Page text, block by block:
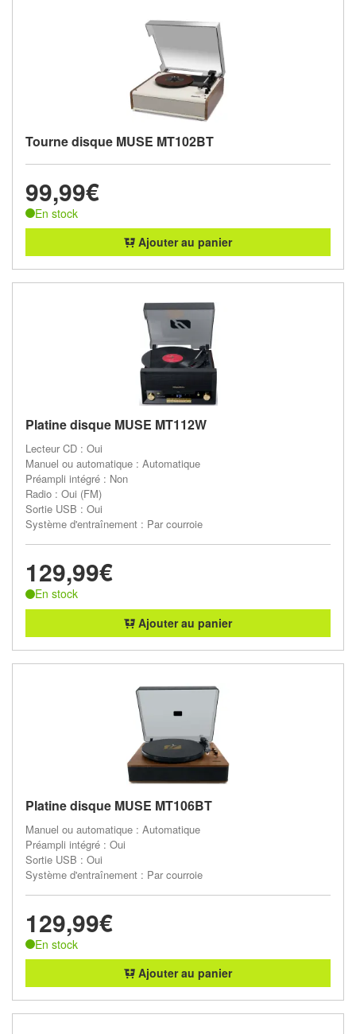
Tourne disque MUSE MT102BT
99,99€
En stock
Ajouter au panier
Platine disque MUSE MT112W
Lecteur CD : Oui
Manuel ou automatique : Automatique
Préampli intégré : Non
Radio : Oui (FM)
Sortie USB : Oui
Système d'entraînement : Par courroie
129,99€
En stock
Ajouter au panier
Platine disque MUSE MT106BT
Manuel ou automatique : Automatique
Préampli intégré : Oui
Sortie USB : Oui
Système d'entraînement : Par courroie
129,99€
En stock
Ajouter au panier